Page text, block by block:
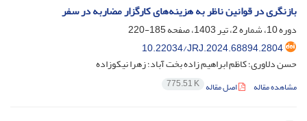
بازنگری در قوانین ناظر به هزینه‌های کارگزار مضاربه در سفر
دوره 10، شماره 2، تیر 1403، صفحه
185-220
10.22034/JRJ.2024.68894.2804
حسن دلاوری؛ کاظم ابراهیم زاده بخت آباد؛ زهرا نیکوزاده
مشاهده مقاله اصل مقاله 775.51 K